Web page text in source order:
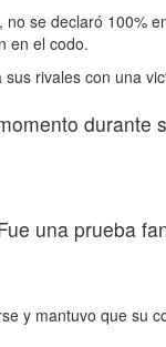
se declaró 100%
en el codo.
rivales con una
una prueba
y mantuvo que su